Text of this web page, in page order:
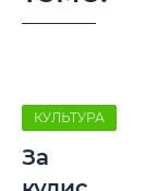
КУЛЬТУРА
За